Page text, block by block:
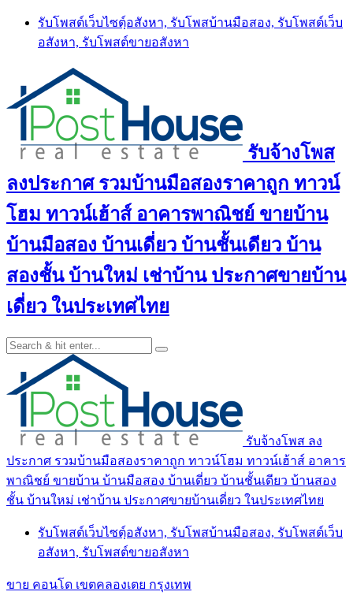
Skip
content
รับโพสต์เว็บไซตฺ์อสังหา, รับโพสบ้านมือสอง, รับโพสต์เว็บ
อสังหา, รับโพสต์ขายอสังหา
รับจ้างโพส
ลงประกาศ รวมบ้านมือสองราคาถูก ทาวน์
โฮม ทาวน์เฮ้าส์ อาคารพาณิชย์ ขายบ้าน
บ้านมือสอง บ้านเดี่ยว บ้านชั้นเดียว บ้าน
สองชั้น บ้านใหม่ เช่าบ้าน ประกาศขายบ้าน
เดี่ยว ในประเทศไทย
รับจ้างโพส ลง
ประกาศ รวมบ้านมือสองราคาถูก ทาวน์โฮม ทาวน์เฮ้าส์ อาคาร
พาณิชย์ ขายบ้าน บ้านมือสอง บ้านเดี่ยว บ้านชั้นเดียว บ้านสอง
ชั้น บ้านใหม่ เช่าบ้าน ประกาศขายบ้านเดี่ยว ในประเทศไทย
รับโพสต์เว็บไซตฺ์อสังหา, รับโพสบ้านมือสอง, รับโพสต์เว็บ
อสังหา, รับโพสต์ขายอสังหา
ขาย คอนโด เขตคลองเตย กรุงเทพ